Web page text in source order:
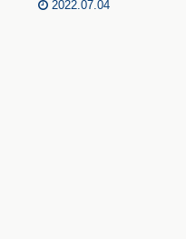
2022.07.04